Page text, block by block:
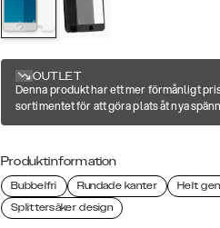
OUTLET
Denna produkt har ett mer förmånligt
sortimentet för att göra plats åt nya
Produktinformation
Bubbelfri Rundade kanter Helt
Splittersäker design